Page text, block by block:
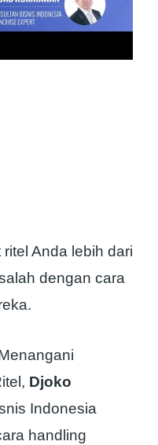
Anda lebih dari
dengan cara
Djoko
Indonesia
handling